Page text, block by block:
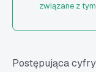
związane z
Postępująca